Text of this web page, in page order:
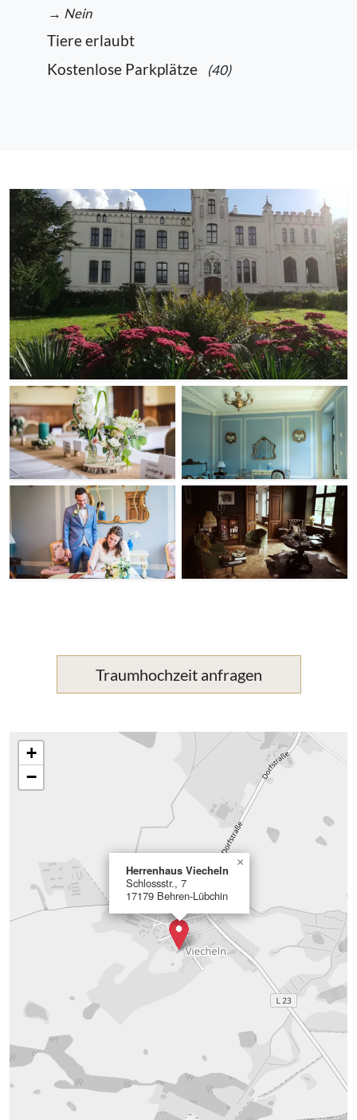
→ Nein
Tiere erlaubt
Kostenlose Parkplätze
(40)
Traumhochzeit anfragen
Herrenhaus Viecheln
Schlossstr., 7
17179 Behren-Lübchin
×
+
−